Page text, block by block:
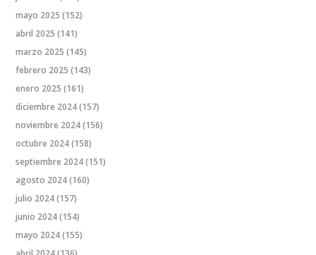
mayo 2025 (152)
abril 2025 (141)
marzo 2025 (145)
febrero 2025 (143)
enero 2025 (161)
diciembre 2024(157)
noviembre 2024(156)
octubre 2024(158)
septiembre 2024(151)
agosto 2024(160)
julio 2024(157)
junio 2024(154)
mayo 2024(155)